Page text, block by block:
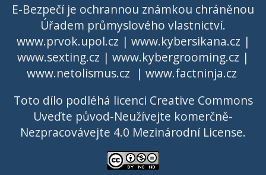
E-Bezpečí je ochrannou známkou chráněnou
Úřadem průmyslového vlastnictví.
www.prvok.upol.cz | www.kybersikana.cz |
www.sexting.cz | www.kybergrooming.cz |
www.netolismus.cz | www.factninja.cz
Toto dílo podléhá licenci Creative Commons
Uveďte původ-Neužívejte komerčně-
Nezpracovávejte 4.0 Mezinárodní License.